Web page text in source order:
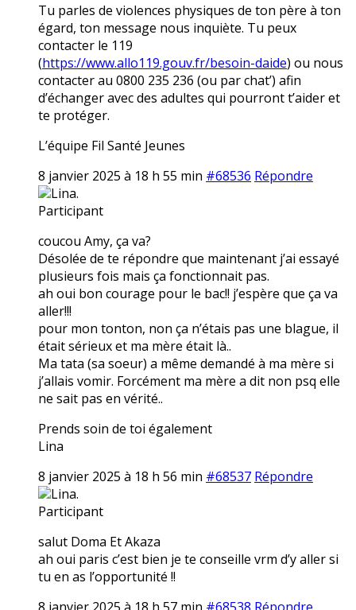
Tu parles de violences physiques de ton père à ton
égard, ton message nous inquiète. Tu peux
contacter le 119
(https://www.allo119.gouv.fr/besoin-daide) ou nous
contacter au 0800 235 236 (ou par chat’) afin
d’échanger avec des adultes qui pourront t’aider et
te protéger.
L’équipe Fil Santé Jeunes
8 janvier 2025 à 18 h 55 min #68536 Répondre
Lina.
Participant
coucou Amy, ça va?
Désolée de te répondre que maintenant j’ai essayé
plusieurs fois mais ça fonctionnait pas.
ah oui bon courage pour le bac!! j’espère que ça va
aller!!!
pour mon tonton, non ça n’étais pas une blague, il
était sérieux et ma mère était là..
Ma tata (sa soeur) a même demandé à ma mère si
j’allais vomir. Forcément ma mère a dit non psq elle
ne sait pas en vérité..
Prends soin de toi également
Lina
8 janvier 2025 à 18 h 56 min #68537 Répondre
Lina.
Participant
salut Doma Et Akaza
ah oui paris c’est bien je te conseille vrm d’y aller si
tu en as l’opportunité !!